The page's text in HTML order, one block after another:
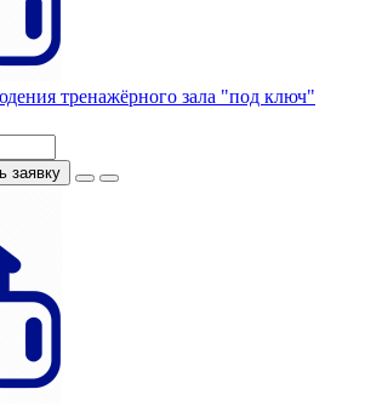
тренажёрного зала "под ключ"
заявку